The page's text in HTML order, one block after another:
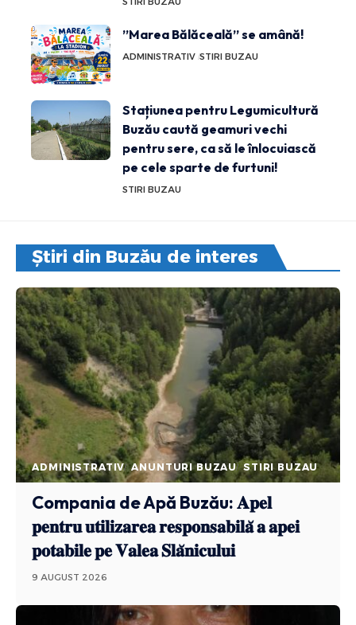
”Marea Bălăceală” se amână!
ADMINISTRATIV STIRI BUZAU
Stațiunea pentru Legumicultură
Buzău caută geamuri vechi
pentru sere, ca să le înlocuiască
pe cele sparte de furtuni!
STIRI BUZAU
Știri din Buzău de interes
ADMINISTRATIV ANUNTURI BUZAU STIRI BUZAU
Compania de Apă Buzău: 𝐀𝐩𝐞𝐥
𝐩𝐞𝐧𝐭𝐫𝐮 𝐮𝐭𝐢𝐥𝐢𝐳𝐚𝐫𝐞𝐚 𝐫𝐞𝐬𝐩𝐨𝐧𝐬𝐚𝐛𝐢𝐥𝐚̆ 𝐚 𝐚𝐩𝐞𝐢
𝐩𝐨𝐭𝐚𝐛𝐢𝐥𝐞 𝐩𝐞 𝐕𝐚𝐥𝐞𝐚 𝐒𝐥𝐚̆𝐧𝐢𝐜𝐮𝐥𝐮𝐢
9 AUGUST 2026